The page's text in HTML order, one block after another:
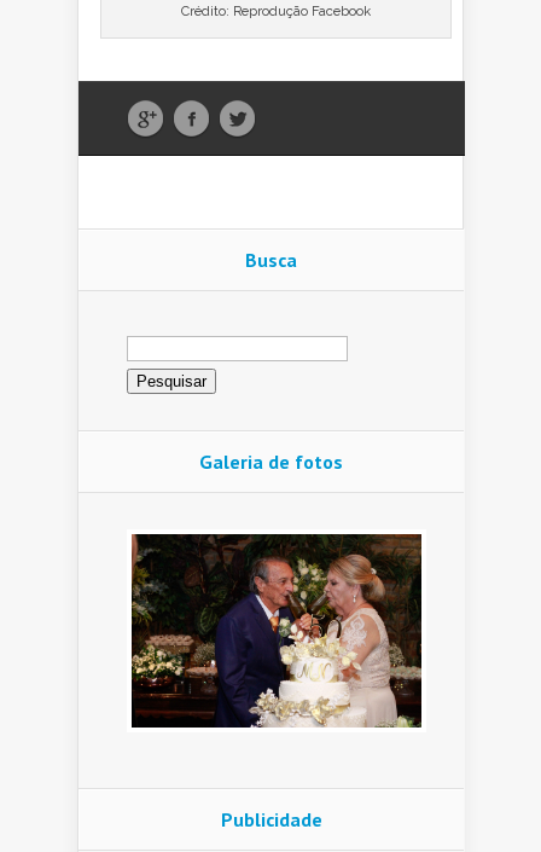
Crédito: Reprodução Facebook
Busca
Pesquisar
por:
Galeria de fotos
Publicidade